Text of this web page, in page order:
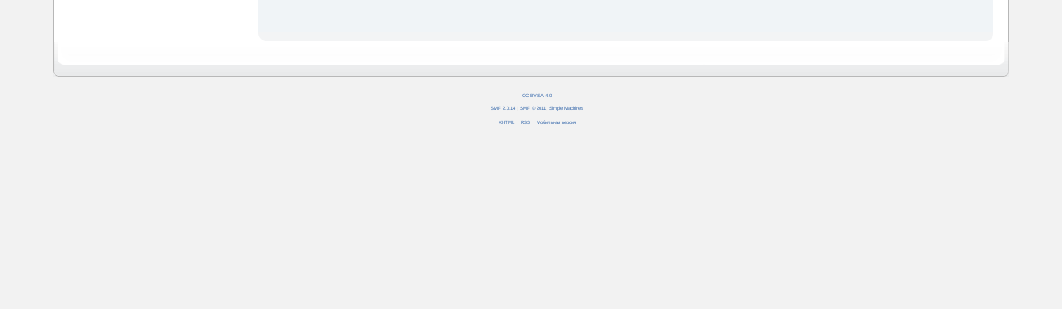
CC BY-SA 4.0
SMF 2.0.14 SMF © 2011 Simple Machines
XHTML RSS Мобильная версия